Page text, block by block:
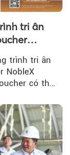
tri ân
thiết
trình tri ân
NobleX
có thể